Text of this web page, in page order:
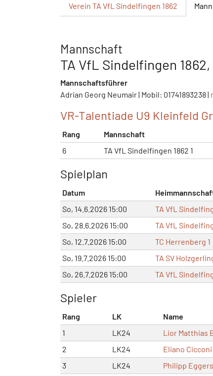
Verein TA VfL Sindelfingen 1862
Mannschaft
TA VfL Sindelfingen
Mannschaftsführer
Adrian Georg Neumair | Mobil: 01741893238 |
VR-Talentiade U9 Kleinfeld
Rang Mannschaft
6
TA VfL Sindelfingen 1862 1
Spielplan
Datum
So, 14.6.2026 15:00
TA VfL
So, 28.6.2026 15:00
TA VfL
So, 12.7.2026 15:00
TC Herrenberg 1
So, 19.7.2026 15:00
TA SV
So, 26.7.2026 15:00
TA VfL
Spieler
Rang LK Name
1
LK24 Lior Matthias
2
LK24 Eliano Cicconi
3
LK24 Philipp